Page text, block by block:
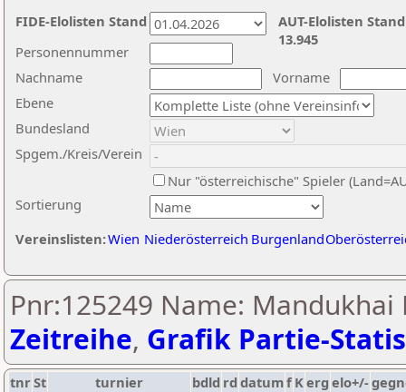
Nachname
Vorname
Ebene
Sortierung
Personennummer
Bundesland
Spgem./Kreis/Verein
Nur "österreichische" Spieler
Vereinslisten:Wien Niederösterreich Burgenland
AUT-Elolisten
13.945
FIDE-Elolisten Stand
Pnr:125249 Name:
Zeitreihe, Grafik Partie-
tnrSt turnier bdld rd datumf Kerg elo+/-